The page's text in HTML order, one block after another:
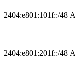
2404:e801:101f::/48
2404:e801:201f::/48